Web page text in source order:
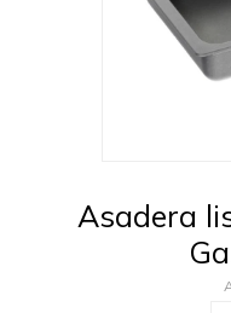
Asadera